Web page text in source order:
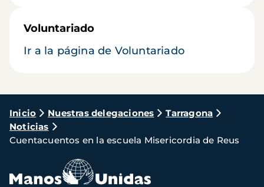
Voluntariado
Ir a la página de Voluntariado
Ruta
de
navegación
Inicio Nuestras delegaciones
Tarragona
Noticias
Cuentacuentos en la escuela Misericordia de Reus